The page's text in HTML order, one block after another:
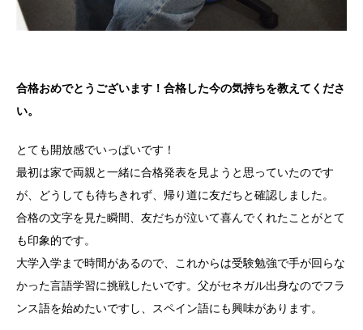
合格おめでとうございます！合格した今の気持ちを教えてくださ
い。
とても開放感でいっぱいです！
最初は家で両親と一緒に合格発表を見ようと思っていたのです
が、どうしても待ちきれず、帰り道に友だちと確認しました。
合格の文字を見た瞬間、友だちが泣いて喜んでくれたことがとて
も印象的です。
大学入学まで時間があるので、これからは受験勉強で手が回らな
かった言語学習に挑戦したいです。父がセネガル出身なのでフラ
ンス語を始めたいですし、スペイン語にも興味があります。